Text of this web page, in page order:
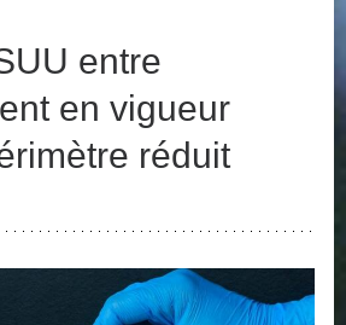
entre
en vigueur
réduit